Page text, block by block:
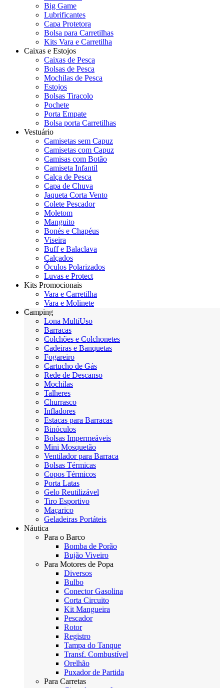
Big Game
Lubrificantes
Capa Protetora
Bolsa para Carretilhas
Kits Vara e Carretilha
Caixas e Estojos
Caixas de Pesca
Bolsas de Pesca
Mochilas de Pesca
Estojos
Bolsas Tiracolo
Pochete
Porta Empate
Bolsa porta Carretilhas
Vestuário
Camisetas sem Capuz
Camisetas com Capuz
Camisas com Botão
Camiseta Infantil
Calça de Pesca
Capa de Chuva
Jaqueta Corta Vento
Colete Pescador
Moletom
Manguito
Bonés e Chapéus
Viseira
Buff e Balaclava
Calçados
Óculos Polarizados
Luvas e Protect
Kits Promocionais
Vara e Carretilha
Vara e Molinete
Camping
Lona MultiUso
Barracas
Colchões e Colchonetes
Cadeiras e Banquetas
Fogareiro
Cartucho de Gás
Rede de Descanso
Mochilas
Talheres
Churrasco
Infladores
Estacas para Barracas
Binóculos
Bolsas Impermeáveis
Mini Mosquetão
Ventilador para Barraca
Bolsas Térmicas
Copos Térmicos
Porta Latas
Gelo Reutilizável
Tiro Esportivo
Maçarico
Geladeiras Portáteis
Náutica
Para o Barco
Bomba de Porão
Bujão Viveiro
Para Motores de Popa
Diversos
Bulbo
Conector Gasolina
Corta Circuito
Kit Mangueira
Pescador
Rotor
Registro
Tampa do Tanque
Transf. Combustível
Orelhão
Puxador de Partida
Para Carretas